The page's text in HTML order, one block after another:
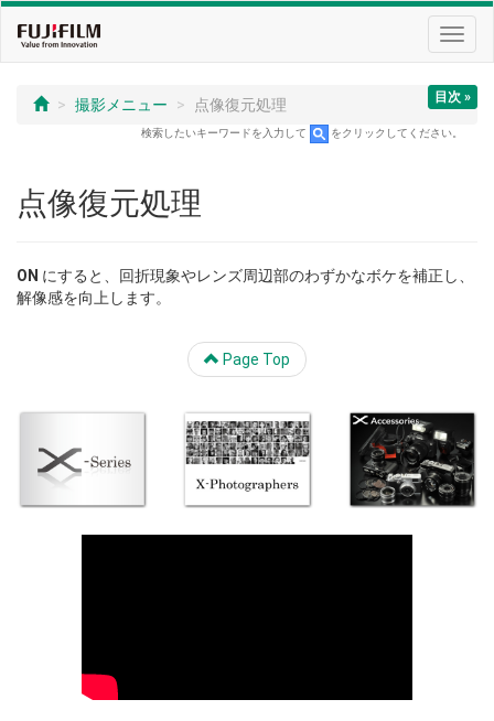
目次 »
撮影メニュー 点像復元処理
検索したいキーワードを入力して をクリックしてください。
点像復元処理
ON にすると、回折現象やレンズ周辺部のわずかなボケを補正し、
解像感を向上します。
Page Top